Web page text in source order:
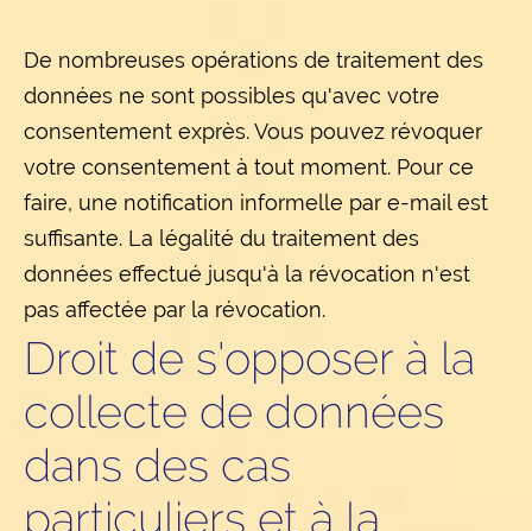
De nombreuses opérations de traitement des
données ne sont possibles qu'avec votre
consentement exprès. Vous pouvez révoquer
votre consentement à tout moment. Pour ce
faire, une notification informelle par e-mail est
suffisante. La légalité du traitement des
données effectué jusqu'à la révocation n'est
pas affectée par la révocation.
Droit de s'opposer à la
collecte de données
dans des cas
particuliers et à la